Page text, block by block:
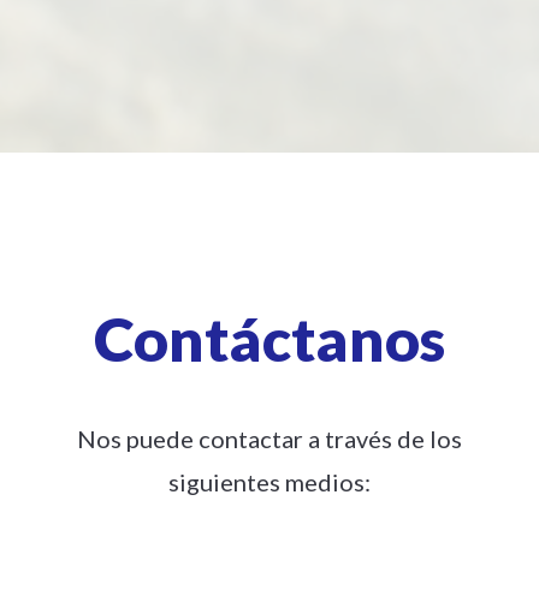
Contáctanos
Nos puede contactar a través de los
siguientes medios: